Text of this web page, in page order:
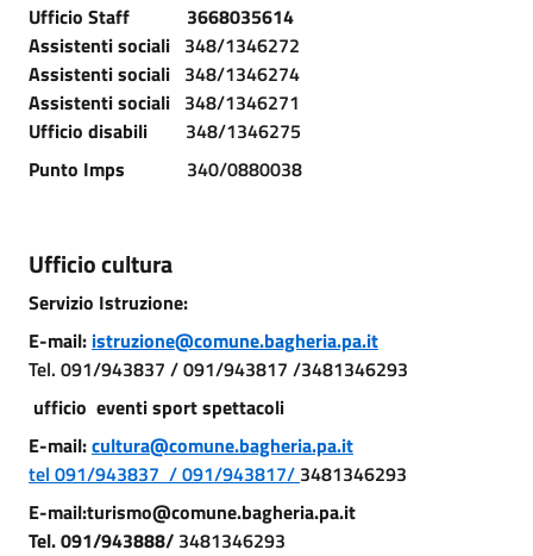
Ufficio Staff 3668035614
Assistenti sociali 348/1346272
Assistenti sociali 348/1346274
Assistenti sociali 348/1346271
Ufficio disabili 348/1346275
Punto Imps
340/0880038
Ufficio cultura
Servizio Istruzione:
E-mail: istruzione@comune.bagheria.pa.it
Tel. 091/943837 / 091/943817 /3481346293
ufficio eventi sport spettacoli
E-mail:cultura@comune.bagheria.pa.it
tel 091/943837 / 091/943817/ 3481346293
E-mail:turismo@comune.bagheria.pa.it
Tel. 091/943888/ 3481346293